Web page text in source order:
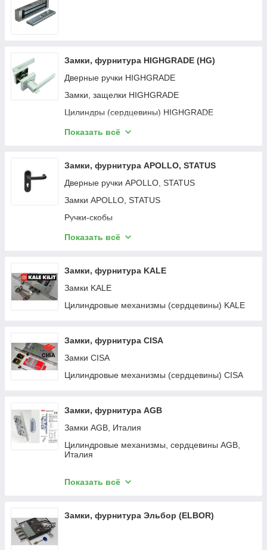
Замки, фурнитура HIGHGRADE (HG)
Дверные ручки HIGHGRADE
Замки, защелки HIGHGRADE
Цилиндры (сердцевины) HIGHGRADE
Дверные петли HIGHGRADE
Показать всё
Замки, фурнитура APOLLO, STATUS
Дверные ручки APOLLO, STATUS
Замки APOLLO, STATUS
Ручки-скобы
Цилиндры-сердцевины замочные
Показать всё
Замки, фурнитура KALE
Замки KALE
Цилиндровые механизмы (сердцевины) KALE
Замки, фурнитура CISA
Замки CISA
Цилиндровые механизмы (сердцевины) CISA
Замки, фурнитура AGB
Замки AGB, Италия
Цилиндровые механизмы, сердцевины AGB,
Италия
Показать всё
Замки, фурнитура Эльбор (ELBOR)